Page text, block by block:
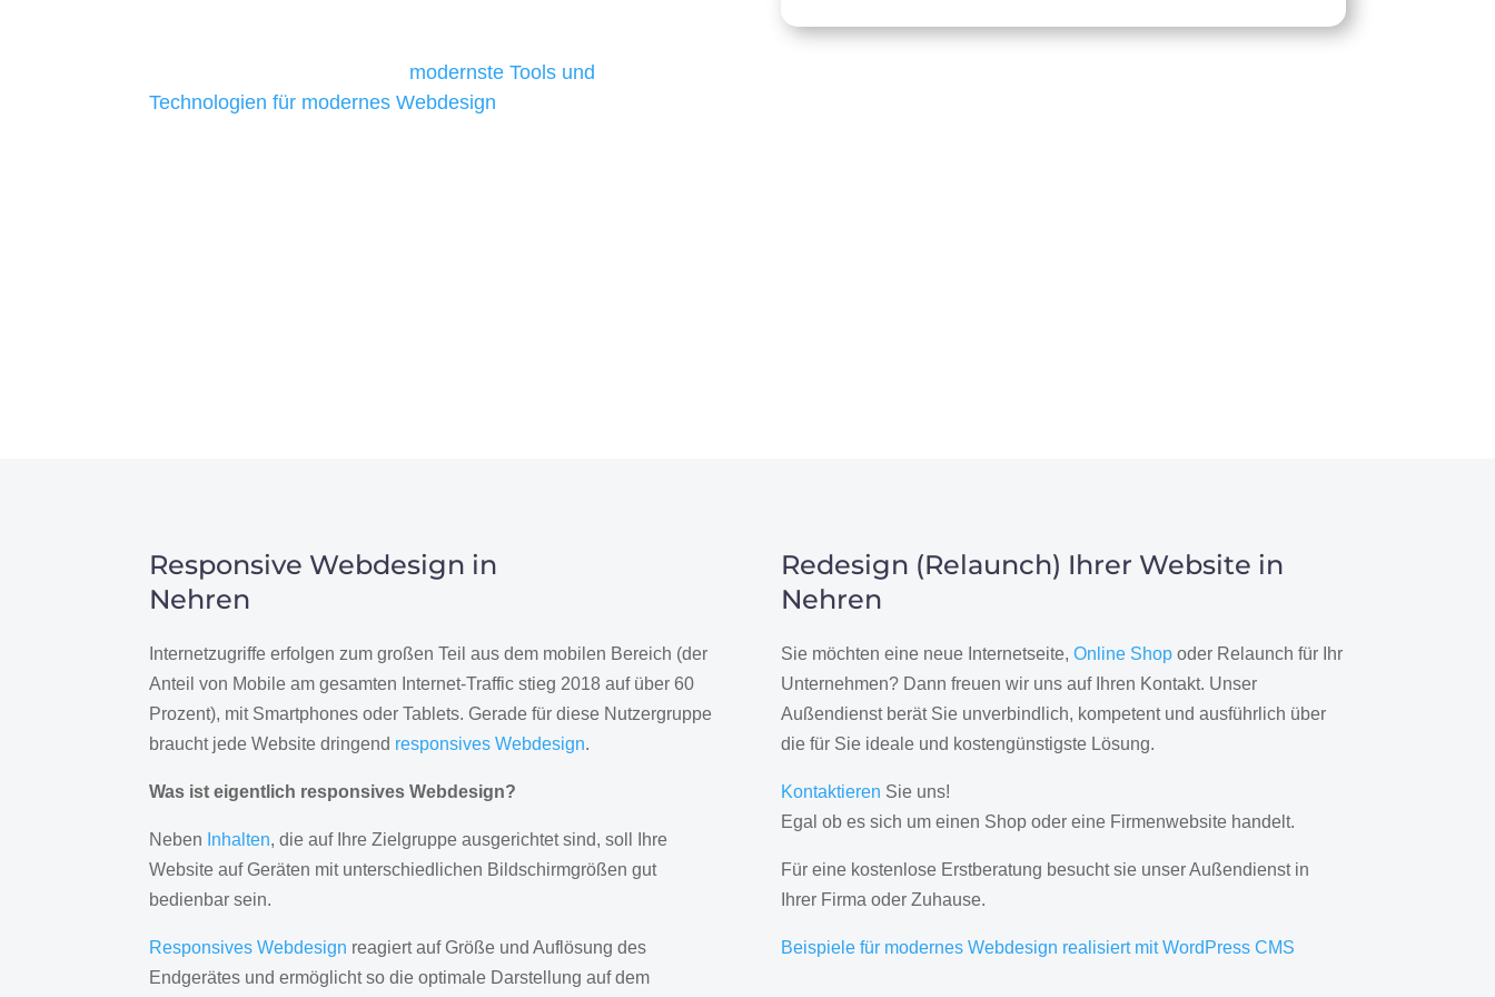
modernste Tools und
Technologien für modernes Webdesign
Responsive Webdesign in
Nehren
Internetzugriffe erfolgen zum großen Teil aus dem mobilen Bereich (der
Anteil von Mobile am gesamten Internet-Traffic stieg 2018 auf über 60
Prozent), mit Smartphones oder Tablets. Gerade für diese Nutzergruppe
braucht jede Website dringend responsives Webdesign.
Was ist eigentlich responsives Webdesign?
Neben Inhalten, die auf Ihre Zielgruppe ausgerichtet sind, soll Ihre
Website auf Geräten mit unterschiedlichen Bildschirmgrößen gut
bedienbar sein.
Responsives Webdesign reagiert auf Größe und Auflösung des
Endgerätes und ermöglicht so die optimale Darstellung auf dem
Redesign (Relaunch) Ihrer Website in
Nehren
Sie möchten eine neue Internetseite, Online Shopoder Relaunch für Ihr
Unternehmen? Dann freuen wir uns auf Ihren Kontakt. Unser
Außendienst berät Sie unverbindlich, kompetent und ausführlich über
die für Sie ideale und kostengünstigste Lösung.
Kontaktieren Sie uns!
Egal ob es sich um einen Shop oder eine Firmenwebsite handelt.
Für eine kostenlose Erstberatung besucht sie unser Außendienst in
Ihrer Firma oder Zuhause.
Beispiele für modernes Webdesign realisiert mit WordPress CMS